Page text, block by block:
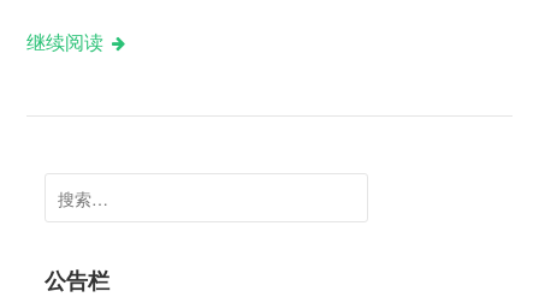
继续阅读
索：
公告栏